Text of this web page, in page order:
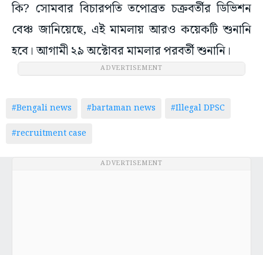
কি? সোমবার বিচারপতি তপোব্রত চক্রবর্তীর ডিভিশন
বেঞ্চ জানিয়েছে, এই মামলায় আরও কয়েকটি শুনানি
হবে। আগামী ২৯ অক্টোবর মামলার পরবর্তী শুনানি।
ADVERTISEMENT
#Bengali news #bartaman news
#Illegal DPSC
#recruitment case
ADVERTISEMENT